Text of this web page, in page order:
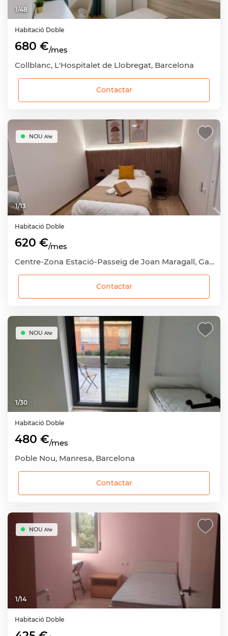
1/48
Habitació Doble
680 €/mes
Collblanc, L'Hospitalet de Llobregat, Barcelona
Contactar
1/13
NOU Ahir
Habitació Doble
620 €/mes
Centre-Zona Estació-Passeig de Joan Maragall, Gavà, Barcelona
Contactar
1/30
NOU Ahir
Habitació Doble
480 €/mes
Poble Nou, Manresa, Barcelona
Contactar
1/14
NOU Ahir
Habitació Doble